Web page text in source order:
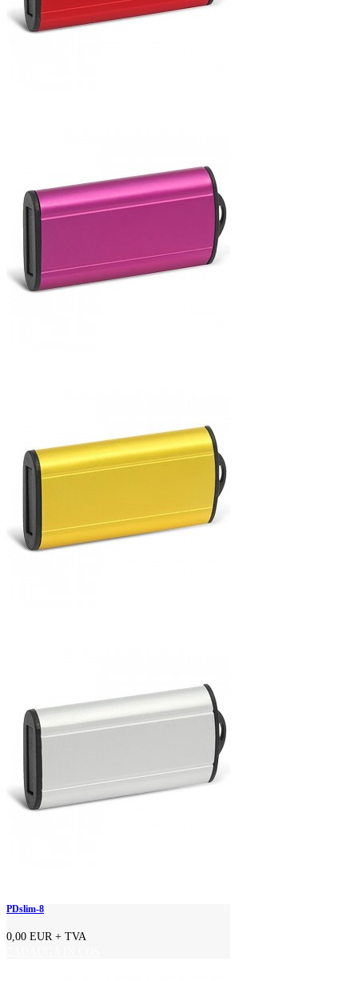
PDslim-8
0,00 EUR + TVA